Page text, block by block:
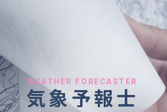
ジオ）
成
気象情報のご依頼
Provision of weather information
データ提供（予報・実績）
その他の情報提供
WEATHER FORECASTER
気象予報士